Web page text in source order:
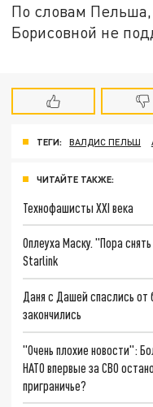
По словам
Борисовной не
ТЕГИ: ВАЛДИС ПЕЛЬШ
ЧИТАЙТЕ ТАКЖЕ:
Технофашисты XXI века
Оплеуха Маску. "Пора
Starlink
Даня с Дашей спаслись
закончились
"Очень плохие новости":
НАТО впервые за СВО
приграничье?